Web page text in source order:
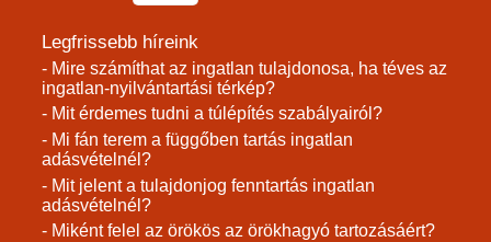
Legfrissebb híreink
- Mire számíthat az ingatlan tulajdonosa, ha téves az
ingatlan-nyilvántartási térkép?
- Mit érdemes tudni a túlépítés szabályairól?
- Mi fán terem a függőben tartás ingatlan
adásvételnél?
- Mit jelent a tulajdonjog fenntartás ingatlan
adásvételnél?
- Miként felel az örökös az örökhagyó tartozásáért?